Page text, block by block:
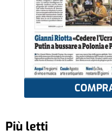
Più letti